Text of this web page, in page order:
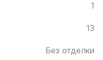
1
13
Без отделки